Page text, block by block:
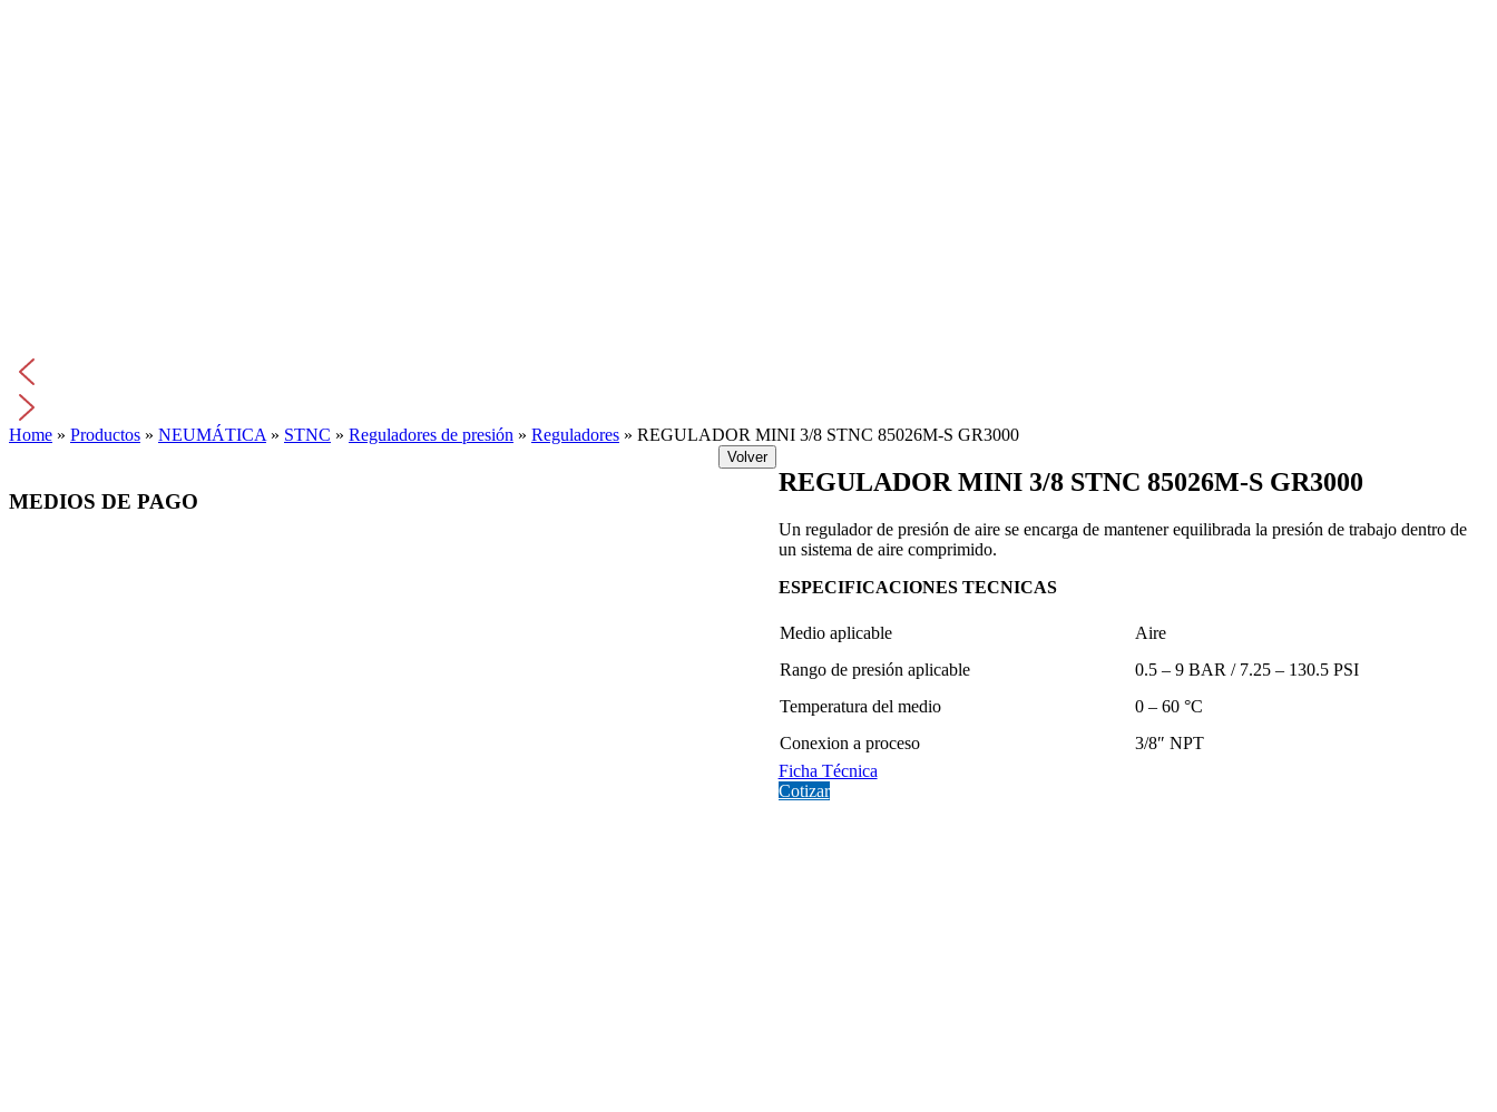
Home » Productos » NEUMÁTICA» STNC » Reguladores de presión » Reguladores » REGULADOR MINI 3/8 STNC 85026M-S GR3000
REGULADOR MINI 3/8 STNC 85026M-S GR3000
Un regulador de presión de aire se encarga de mantener equilibrada la presión de trabajo dentro de
un sistema de aire comprimido.
ESPECIFICACIONES TECNICAS
Medio aplicable
Aire
Rango de presión aplicable
0.5 – 9 BAR / 7.25 – 130.5 PSI
Temperatura del medio
0 – 60 °C
Conexion a proceso
3/8″ NPT
Ficha Técnica
Cotizar
Volver
MEDIOS DE PAGO